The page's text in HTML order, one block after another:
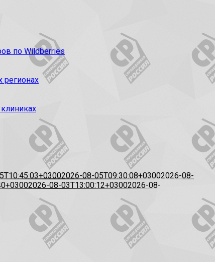
по Wildberries
регионах
2026-08-05T09:30:08+03002026-08-
2026-08-03T13:00:12+03002026-08-